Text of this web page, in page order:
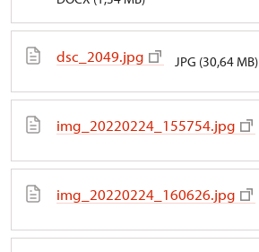
dsc_2049.jpg JPG (30,64 MB)
img_20220224_155754.jpg
img_20220224_160626.jpg